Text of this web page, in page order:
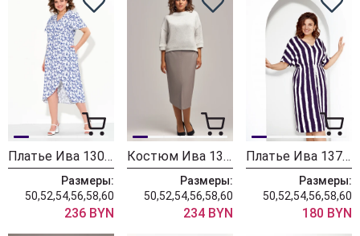
Платье Ива 1300 сине-белый
Размеры:
50,52,54,56,58,60
236 BYN
Костюм Ива 1325
Размеры:
50,52,54,56,58,60
234 BYN
Платье Ива 1373 полоска
Размеры:
50,52,54,56,58,60
180 BYN